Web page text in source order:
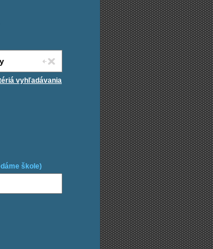
vyhľadávania
škole)